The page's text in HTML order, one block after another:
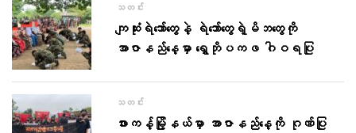
သတင်း
ကျဆုံးရဲဘော်တွေနဲ့ ရဲဘော်တွေရဲ့မိဘတွေကို
အာဇာနည်နေ့မှာ ရွှေဘိုပကဖ ဂါဝရပြု
သတင်း
ဖားကန့်မြို့နယ်မှာ အာဇာနည်နေ့ကို ဂုဏ်ပြု